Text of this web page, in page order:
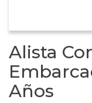
Alista
Años